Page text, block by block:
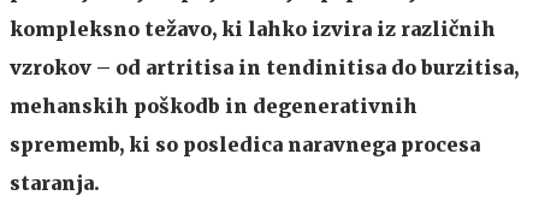
kompleksno težavo, ki lahko izvira iz različnih
vzrokov – od artritisa in tendinitisa do burzitisa,
mehanskih poškodb in degenerativnih
sprememb, ki so posledica naravnega procesa
staranja.